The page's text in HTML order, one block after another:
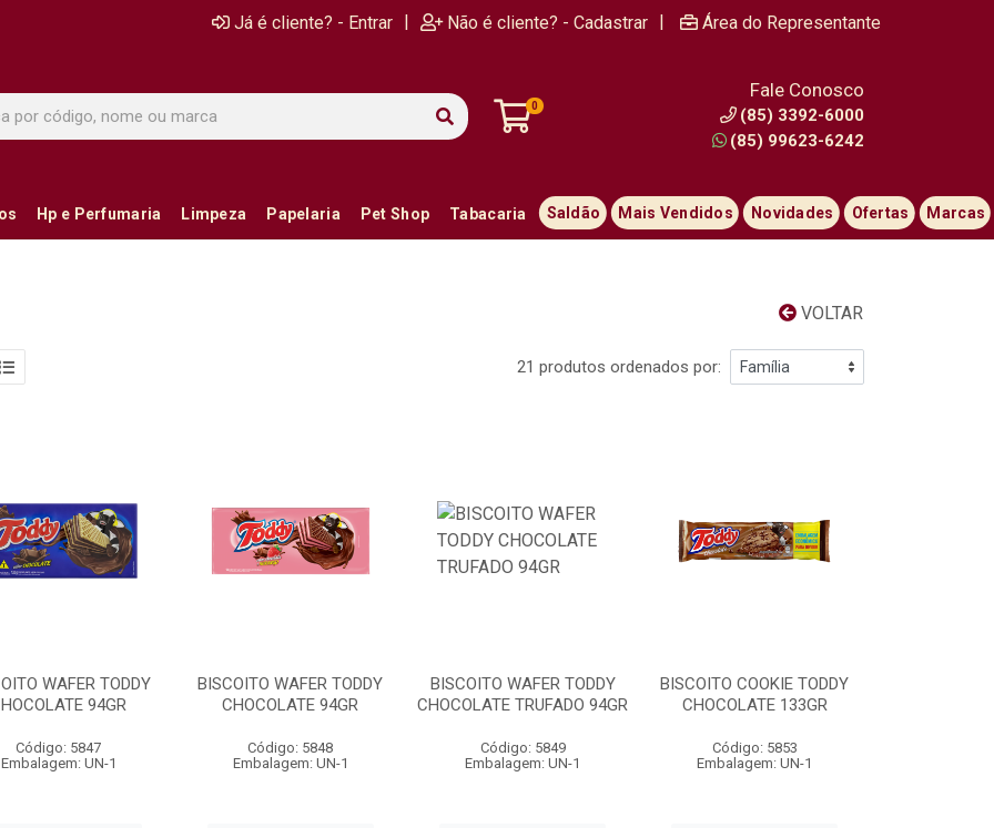
Já é cliente? - Entrar | Não é cliente? - Cadastrar | Área do Representante
0
Fale Conosco
(85) 3392-6000
(85) 99623-6242
Hp e Perfumaria Limpeza Papelaria Pet Shop Tabacaria Saldão Mais Vendidos Novidades Ofertas Marcas
VOLTAR
21 produtos ordenados por:
WAFER TODDY
94GR
Código: 5847
Embalagem: UN-1
BISCOITO WAFER TODDY
CHOCOLATE 94GR
Código: 5848
Embalagem: UN-1
BISCOITO WAFER TODDY
CHOCOLATE TRUFADO 94GR
Código: 5849
Embalagem: UN-1
BISCOITO COOKIE TODDY
CHOCOLATE 133GR
Código: 5853
Embalagem: UN-1